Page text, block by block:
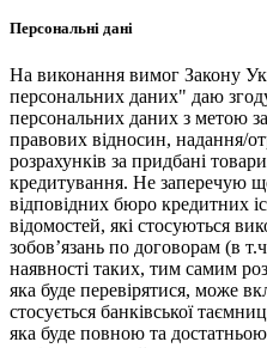
Персональні дані
На виконання вимог Закону
персональних даних" даю
персональних даних з метою
правових відносин, надання/
розрахунків за придбані
кредитування. Не заперечую
відповідних бюро кредитних
відомостей, які стосуються
зобов’язань по договорам (в
наявності таких, тим самим
яка буде перевірятися, може
стосується банківської
яка буде повною та